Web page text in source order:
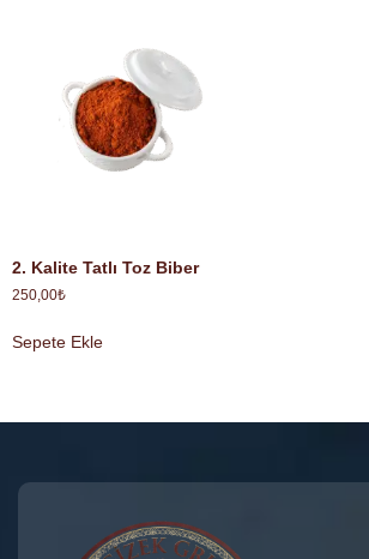
2. Kalite Tatlı Toz Biber
250,00₺
Sepete Ekle